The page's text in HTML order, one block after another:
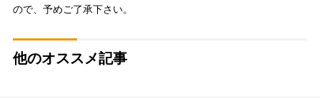
ので、予めご了承下さい。
他のオススメ記事